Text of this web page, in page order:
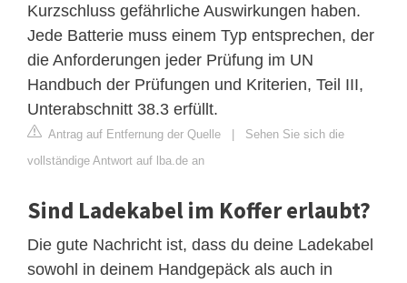
Kurzschluss gefährliche Auswirkungen haben.
Jede Batterie muss einem Typ entsprechen, der
die Anforderungen jeder Prüfung im UN
Handbuch der Prüfungen und Kriterien, Teil III,
Unterabschnitt 38.3 erfüllt.
Antrag auf Entfernung der Quelle | Sehen Sie sich die
vollständige Antwort auf lba.de an
Sind Ladekabel im Koffer erlaubt?
Die gute Nachricht ist, dass du deine Ladekabel
sowohl in deinem Handgepäck als auch in